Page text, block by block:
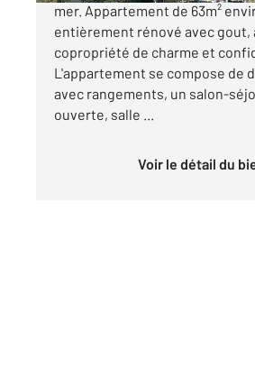
mer. Appartement de 63m²
entièrement rénové avec gout,
copropriété de charme et
L'appartement se compose de
avec rangements, un salon-
ouverte, salle ...
Voir le détail du